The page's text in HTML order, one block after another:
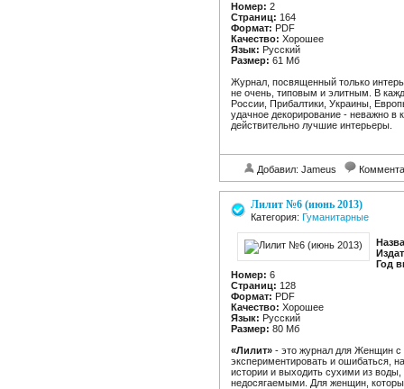
Номер: 2
Страниц: 164
Формат: PDF
Качество: Хорошее
Язык: Русский
Размер: 61 Мб
Журнал, посвященный только
не очень, типовым и элитным. В
России, Прибалтики, Украины,
удачное декорирование - неважно в
действительно лучшие интерьеры.
Добавил: Jameus
Лилит №6 (июнь 2013)
Категория: Гуманитарные
Год
Номер: 6
Страниц: 128
Формат: PDF
Качество: Хорошее
Язык: Русский
Размер: 80 Мб
«Лилит» - это журнал для Женщин с
экспериментировать и ошибаться,
истории и выходить сухими из
недосягаемыми. Для женщин,